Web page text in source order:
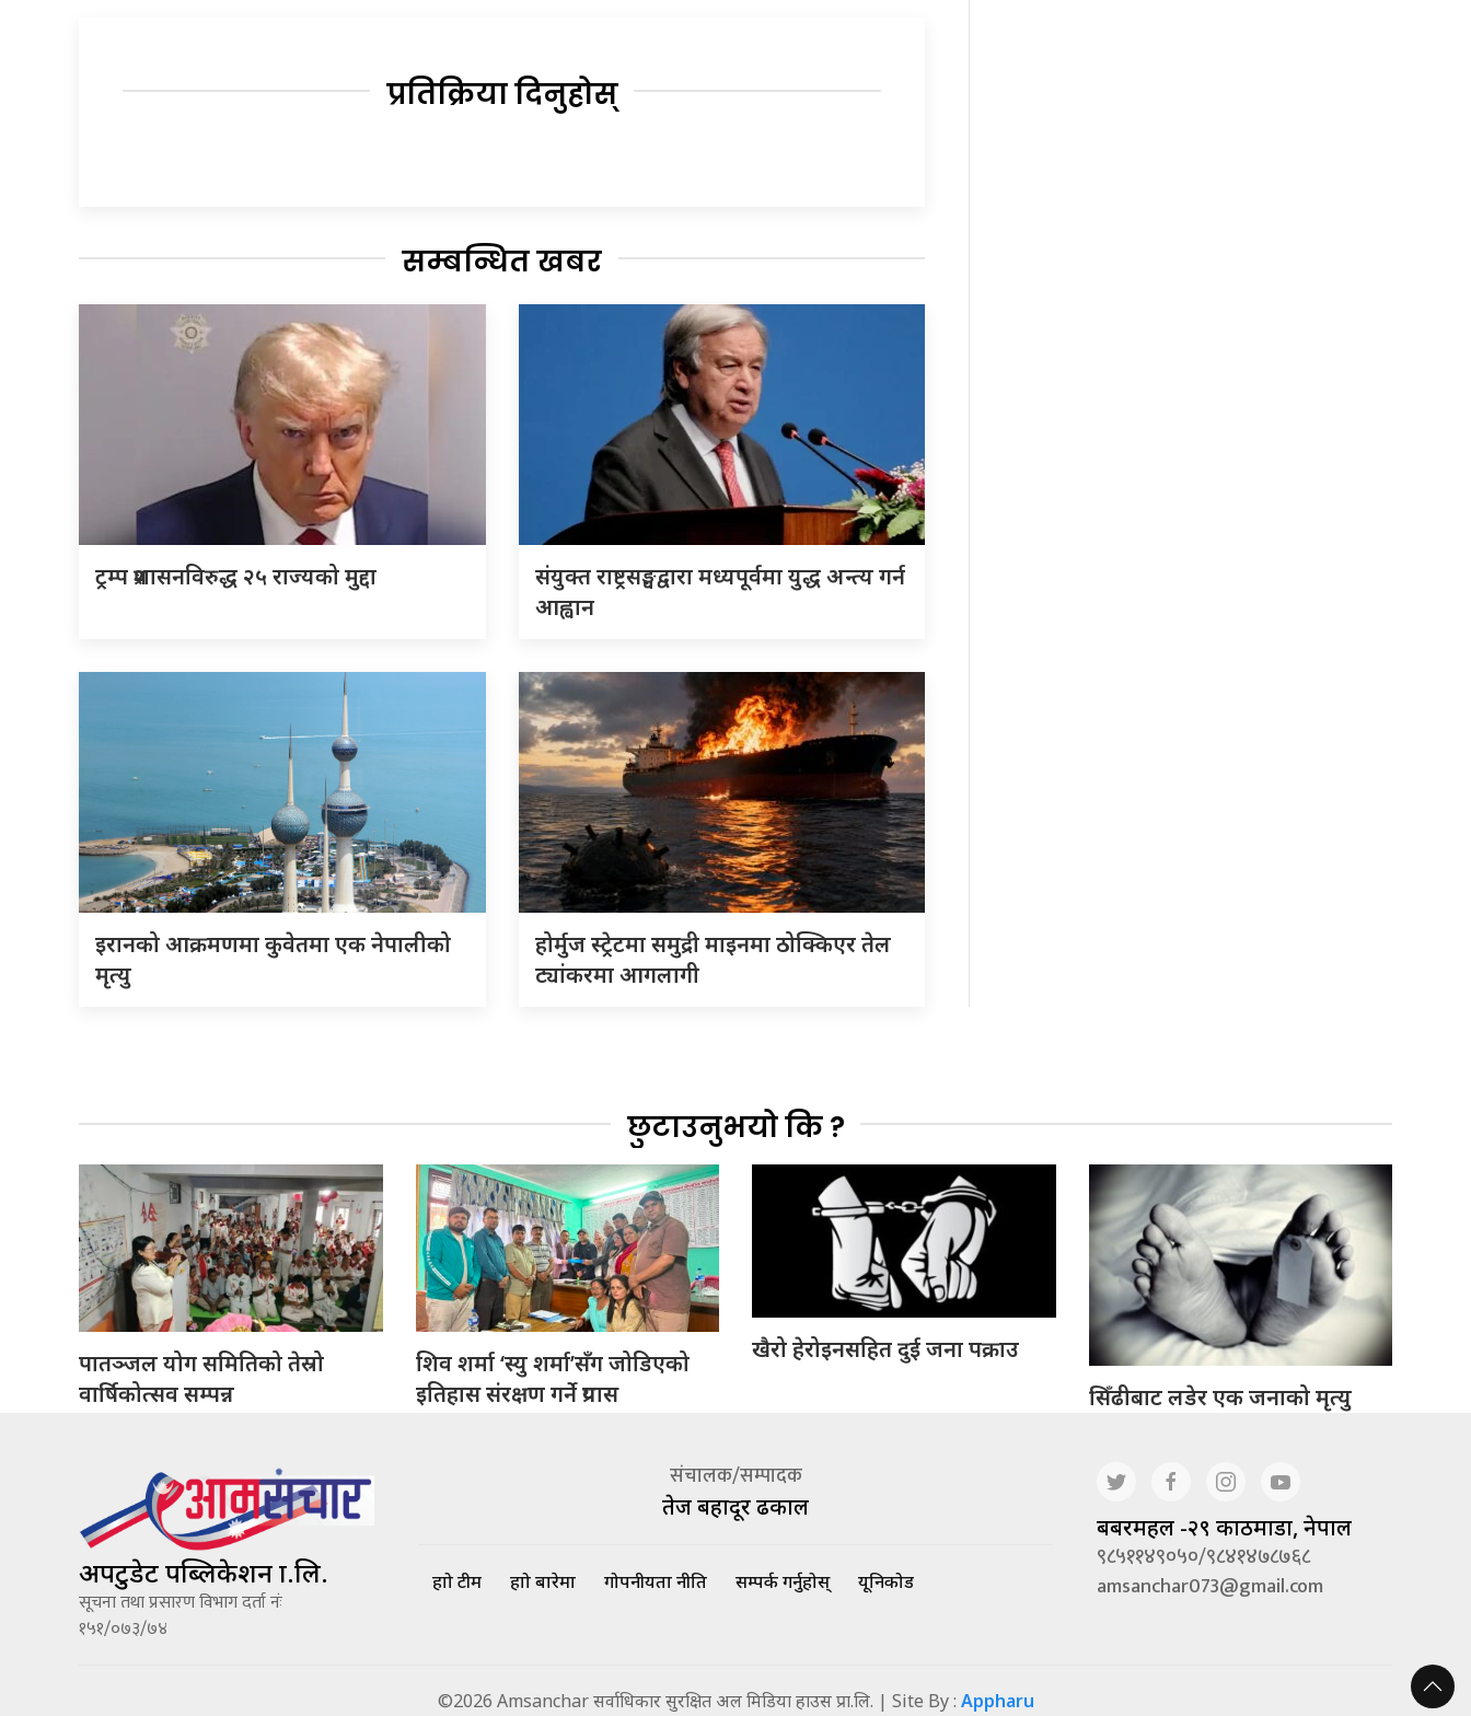
प्रतिक्रिया दिनुहोस्
सम्बन्धित खबर
ट्रम्प प्रशासनविरुद्ध २५ राज्यको मुद्दा
संयुक्त राष्ट्रसङ्घद्वारा मध्यपूर्वमा युद्ध अन्त्य गर्न
आह्वान
इरानको आक्रमणमा कुवेतमा एक नेपालीको
मृत्यु
होर्मुज स्ट्रेटमा समुद्री माइनमा ठोक्किएर तेल
ट्यांकरमा आगलागी
छुटाउनुभयो कि ?
पातञ्जल योग समितिको तेस्रो
वार्षिकोत्सव सम्पन्न
शिव शर्मा ‘स्यु शर्मा’सँग जोडिएको
इतिहास संरक्षण गर्ने प्रयास
खैरो हेरोइनसहित दुई जना पक्राउ
सिँढीबाट लडेर एक जनाको मृत्यु
अपटुडेट पब्लिकेशन प्रा.लि.
सूचना तथा प्रसारण विभाग दर्ता नंः
१५१/०७३/७४
संचालक/सम्पादक
तेज बहादूर ढकाल
हाम्रो टीम हाम्रो बारेमा गोपनीयता नीति सम्पर्क गर्नुहोस् यूनिकोड
बबरमहल -२९ काठमाडौं, नेपाल
९८५११४९०५०/९८४१४७८७६८
amsanchar073@gmail.com
©2026 Amsanchar सर्वाधिकार सुरक्षित अल मिडिया हाउस प्रा.लि. | Site By : Appharu